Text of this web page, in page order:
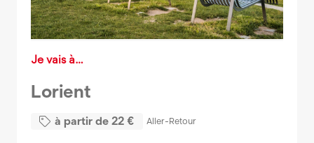
Je vais à…
Lorient
à partir de22 € Aller-Retour